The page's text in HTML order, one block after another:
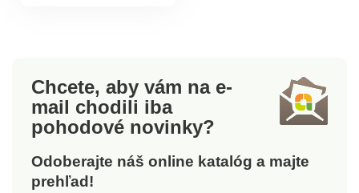
súčasťou balenia).
Nástenné hodiny Old
Town Pôsobivý retro
štýl Prevádzka na 1 x
AA batérie (niesú
súčasťou balenia)
Chcete, aby vám na e-
mail chodili iba
pohodové novinky?
Odoberajte náš online katalóg a majte
prehľad!